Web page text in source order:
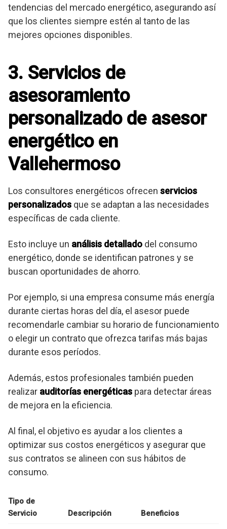
tendencias del mercado energético, asegurando así
que los clientes siempre estén al tanto de las
mejores opciones disponibles.
3. Servicios de
asesoramiento
personalizado de asesor
energético en
Vallehermoso
Los consultores energéticos ofrecen servicios
personalizados que se adaptan a las necesidades
específicas de cada cliente.
Esto incluye un análisis detallado del consumo
energético, donde se identifican patrones y se
buscan oportunidades de ahorro.
Por ejemplo, si una empresa consume más energía
durante ciertas horas del día, el asesor puede
recomendarle cambiar su horario de funcionamiento
o elegir un contrato que ofrezca tarifas más bajas
durante esos períodos.
Además, estos profesionales también pueden
realizar auditorías energéticas para detectar áreas
de mejora en la eficiencia.
Al final, el objetivo es ayudar a los clientes a
optimizar sus costos energéticos y asegurar que
sus contratos se alineen con sus hábitos de
consumo.
Tipo de
Servicio
Descripción Beneficios